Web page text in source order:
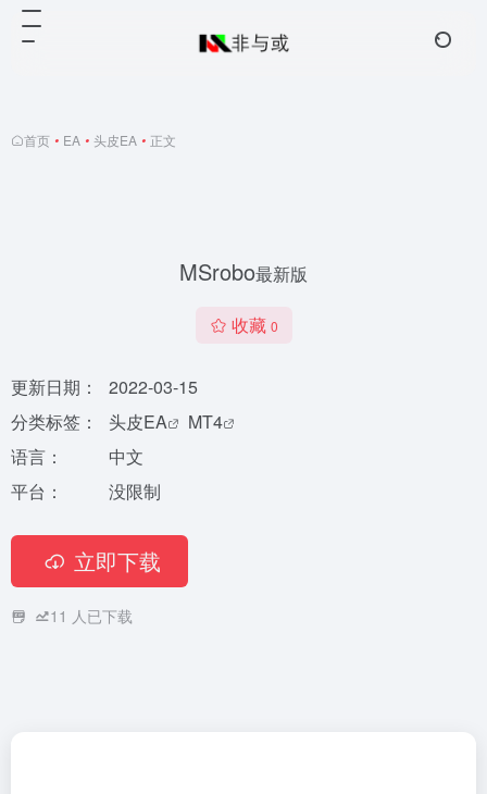
首页 • EA • 头皮EA • 正文
MSrobo最新版
收藏 0
更新日期：
2022-03-15
分类标签：
头皮EA
MT4
语言：
中文
平台：
没限制
立即下载
11 人已下载